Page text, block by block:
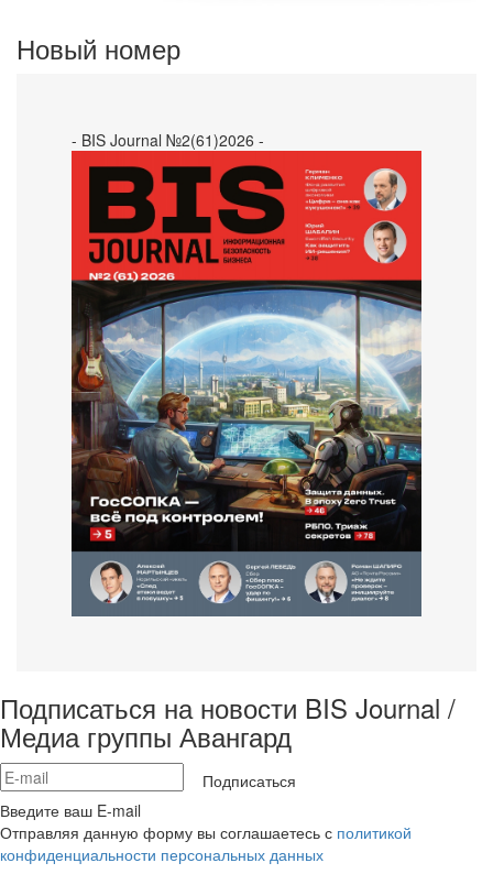
Новый номер
- BIS Journal №2(61)2026 -
Подписаться на новости BIS Journal /
Медиа группы Авангард
Подписаться
Введите ваш E-mail
Отправляя данную форму вы соглашаетесь с политикой
конфиденциальности персональных данных